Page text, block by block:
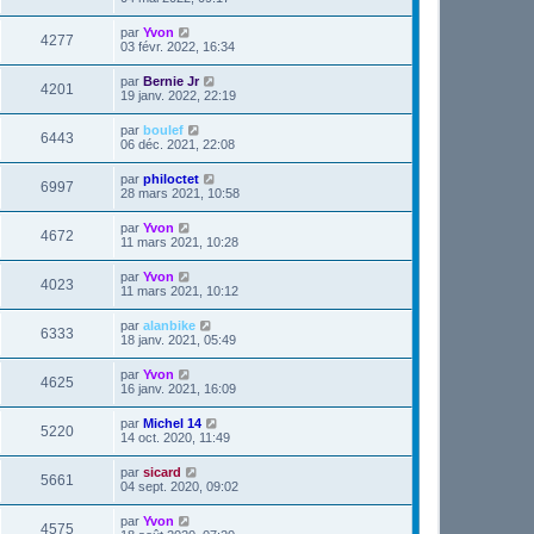
4277 par Yvon
03 févr. 2022, 16:34
4201 par Bernie Jr
19 janv. 2022, 22:19
6443 par boulef
06 déc. 2021, 22:08
6997 par philoctet
28 mars 2021, 10:58
4672 par Yvon
11 mars 2021, 10:28
4023 par Yvon
11 mars 2021, 10:12
6333 par alanbike
18 janv. 2021, 05:49
4625 par Yvon
16 janv. 2021, 16:09
5220 par Michel 14
14 oct. 2020, 11:49
5661 par sicard
04 sept. 2020, 09:02
4575 par Yvon